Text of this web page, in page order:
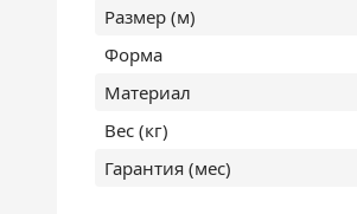
Размер (м)
Форма
Материал
Вес (кг)
Гарантия (мес)